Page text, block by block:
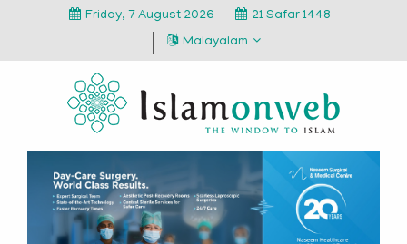
Friday, 7 August 2026
21 Safar 1448
Malayalam